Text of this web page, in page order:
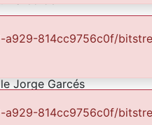
Jorge Garcés
su
814cc9756c0f/
814cc9756c0f/